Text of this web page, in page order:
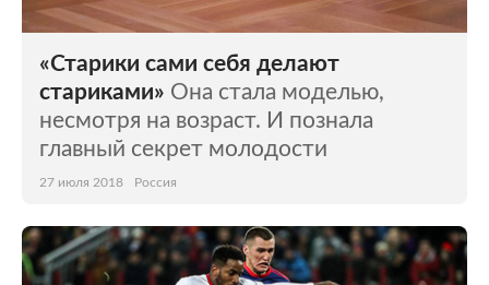
«Старики сами себя делают
стариками» Она стала моделью,
несмотря на возраст. И познала
главный секрет молодости
27 июля 2018 Россия